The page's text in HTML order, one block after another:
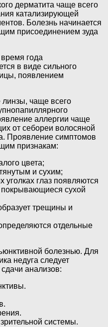
дерматита чаще всего
катализирующей
Болезнь начинается
присоединением зуда
года
в виде сильного
появлением
чаще всего
аллергии чаще
от себореи волосяной
Проявление симптомов
признакам:
цвета;
и сухим;
уголках глаз появляются
сухой
трещины и
отдельные
болезнью. Для
недуга следует
анализов:
системы.